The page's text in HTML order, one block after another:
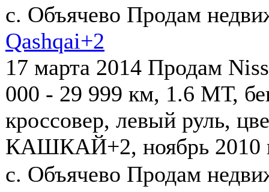
с. Объячево Продам
Qashqai+2
17 марта 2014 Продам
000 - 29 999 км, 1.6 МТ,
кроссовер, левый руль,
КАШКАЙ+2, ноябрь 2010
с. Объячево Продам